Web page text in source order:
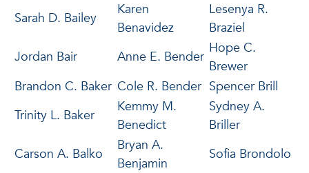
Sarah D. Bailey
Karen
Benavidez
Lesenya R.
Braziel
Jordan Bair
Anne E. Bender
Hope C.
Brewer
Brandon C. Baker Cole R. Bender Spencer Brill
Trinity L. Baker
Kemmy M.
Benedict
Sydney A.
Briller
Carson A. Balko
Bryan A.
Benjamin
Sofia Brondolo